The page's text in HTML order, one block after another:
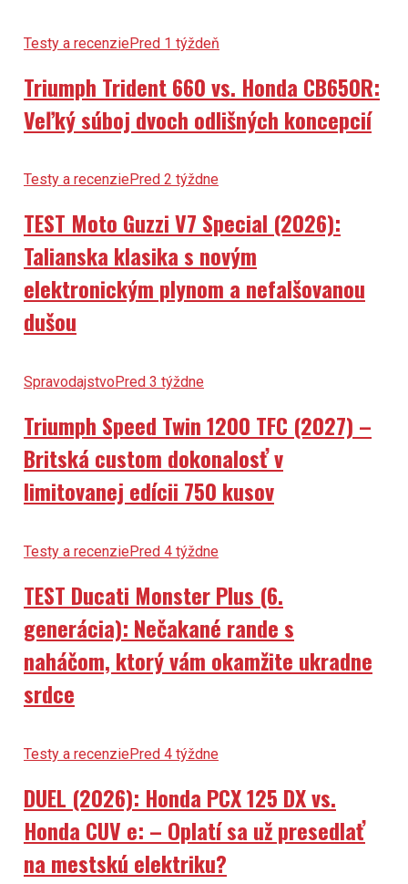
Testy a recenziePred 1 týždeň
Triumph Trident 660 vs. Honda CB650R:
Veľký súboj dvoch odlišných koncepcií
Testy a recenziePred 2 týždne
TEST Moto Guzzi V7 Special (2026):
Talianska klasika s novým
elektronickým plynom a nefalšovanou
dušou
SpravodajstvoPred 3 týždne
Triumph Speed Twin 1200 TFC (2027) –
Britská custom dokonalosť v
limitovanej edícii 750 kusov
Testy a recenziePred 4 týždne
TEST Ducati Monster Plus (6.
generácia): Nečakané rande s
naháčom, ktorý vám okamžite ukradne
srdce
Testy a recenziePred 4 týždne
DUEL (2026): Honda PCX 125 DX vs.
Honda CUV e: – Oplatí sa už presedlať
na mestskú elektriku?